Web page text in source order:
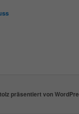
präsentiert von